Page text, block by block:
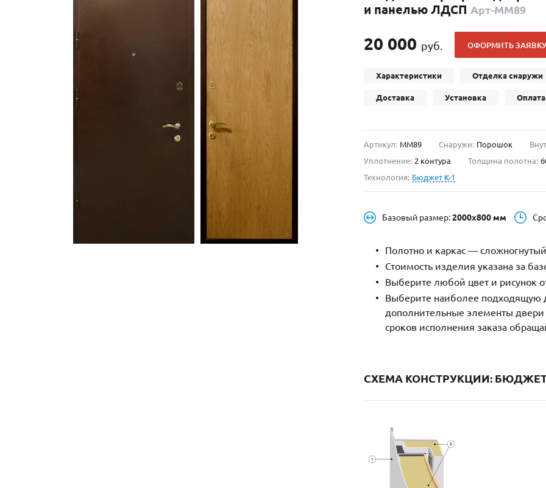
С выдавленным рисунком
(46)
С реечным дизайном
Для дачи
(42)
Для общественных зданий
Для магазина(49)
Для электрощитовой
С отбойником (91)
С импостами (73)
С витражами (11)
В современном стиле
и панелью ЛДСП Арт-ММ89
20 000 руб. ОФОРМИТЬ ЗАЯВКУ
Характеристики Отделка снаружи
Доставка Установка Оплата
Артикул: ММ89 Снаружи: Порошок
Уплотнение: 2 контура Толщина полотна:
Технология: Бюджет К-1
Базовый размер:2000х800 мм
Полотно и каркас —
Стоимость изделия указана за
Выберите любой цвет и рисунок
Выберите наиболее подходящую
дополнительные элементы двери
сроков исполнения заказа
СХЕМА КОНСТРУКЦИИ: БЮДЖЕТ